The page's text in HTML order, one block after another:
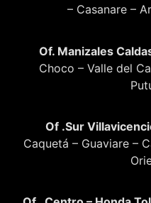
– Casanare –
Of. Manizales
Choco – Valle del
Of .Sur
Caquetá – Guaviare –